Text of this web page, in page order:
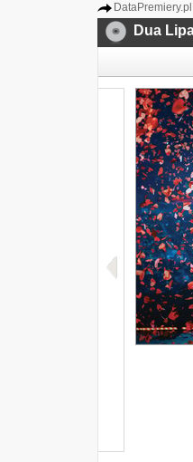
DataPremiery.pl
Dua